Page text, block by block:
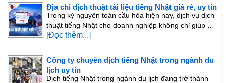
Địa chỉ dịch thuật tài liệu tiếng Nhật giá rẻ, uy tín
Trong kỷ nguyên toàn cầu hóa hiện nay, dịch vụ dịch
thuật tiếng Nhật cho doanh nghiệp không chỉ giúp …
[Đọc thêm...]
Công ty chuyên dịch tiếng Nhật trong ngành du
lịch uy tín
Dịch tiếng Nhật trong ngành du lịch đang trở thành